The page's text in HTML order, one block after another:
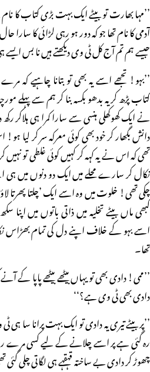
’’مہا بھارت تو بیٹے ایک بہت بڑی کتاب کا
آدمی کا نام تھا جو کہ دور ہو رہی لڑائی کا سارا
جیسے ہم تم آج کل ٹی وی دیکھتے ہیں نا بس ایسے
’’بہو! تجھے اسے یہ بھی تو بتانا چاہیے
کتاب پڑھ کر یہ بدھو بکسہ بنا کر ہم سے پہلے
نے ایک کھوکھلی ہنسی سے سارا کمرا ہی ہلاکر
دانش بگھار کر خود بھی کوئی معرکہ سر کر
تھی کہ اس نے یہ کہہ کر کہیں کوئی غلطی تو
نکال کر سارے محلے میں ایک دو دنوں میں
چکی تھی! خلوت میں وہ اسے ایک ’چلتا پھرتا
کبھی ماں بیٹے تخلیہ میں ذاتی باتوں میں
اسے بہو کے خلاف اپنے دل کی تمام بھڑاس
تھا۔
’’ممی! دادی بھی تو یہاں بیٹھے بیٹھے پاپا کے
دادی بھی ٹی وی ہے؟‘‘
’’پر بیٹے تیری یہ دادی تو ایک بہت پرانا سا
رہ گئی ہے پر اسے چلانے کے لیے کسی مرے
چھوڑ کر دادی بے ساختہ قہقہے ہی لگاتی چلی